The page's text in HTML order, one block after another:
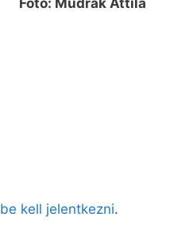
be kell jelentkezni.